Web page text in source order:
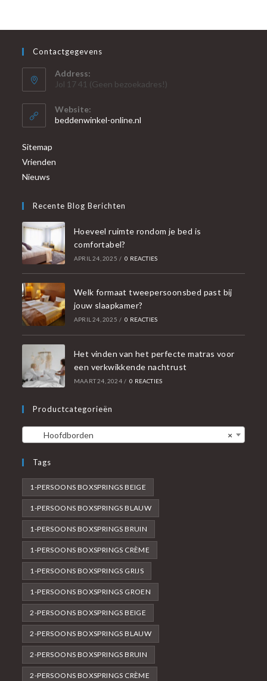
Contactgegevens
Address:
Jol 17 41 (Geen bezoekadres!)
Website:
beddenwinkel-online.nl
Sitemap
Vrienden
Nieuws
Recente Blog Berichten
Hoeveel ruimte rondom je bed is
comfortabel?
APRIL 24, 2025 / 0 REACTIES
Welk formaat tweepersoonsbed past bij
jouw slaapkamer?
APRIL 24, 2025 / 0 REACTIES
Het vinden van het perfecte matras voor
een verkwikkende nachtrust
MAART 24, 2024 / 0 REACTIES
Productcategorieën
×
Hoofdborden
Tags
1-PERSOONS BOXSPRINGS BEIGE
1-PERSOONS BOXSPRINGS BLAUW
1-PERSOONS BOXSPRINGS BRUIN
1-PERSOONS BOXSPRINGS CRÈME
1-PERSOONS BOXSPRINGS GRIJS
1-PERSOONS BOXSPRINGS GROEN
2-PERSOONS BOXSPRINGS BEIGE
2-PERSOONS BOXSPRINGS BLAUW
2-PERSOONS BOXSPRINGS BRUIN
2-PERSOONS BOXSPRINGS CRÈME